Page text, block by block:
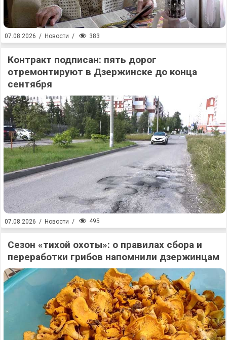
07.08.2026 / Новости / 383
Контракт подписан: пять дорог
отремонтируют в Дзержинске до конца
сентября
07.08.2026 / Новости / 495
Сезон «тихой охоты»: о правилах сбора и
переработки грибов напомнили дзержинцам